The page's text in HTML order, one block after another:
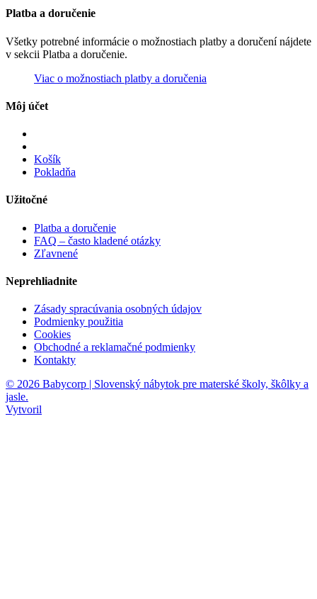
Platba a doručenie
Všetky potrebné informácie o možnostiach platby a doručení nájdete
v sekcii Platba a doručenie.
Viac o možnostiach platby a doručenia
Môj účet
Košík
Pokladňa
Užitočné
Platba a doručenie
FAQ – často kladené otázky
Zľavnené
Neprehliadnite
Zásady spracúvania osobných údajov
Podmienky použitia
Cookies
Obchodné a reklamačné podmienky
Kontakty
© 2026 Babycorp | Slovenský nábytok pre materské školy, škôlky a
jasle.
Vytvoril